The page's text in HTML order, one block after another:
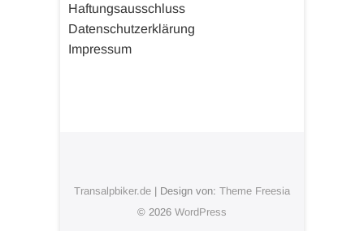
Haftungsausschluss
Datenschutzerklärung
Impressum
Transalpbiker.de | Design von: Theme Freesia
© 2026 WordPress